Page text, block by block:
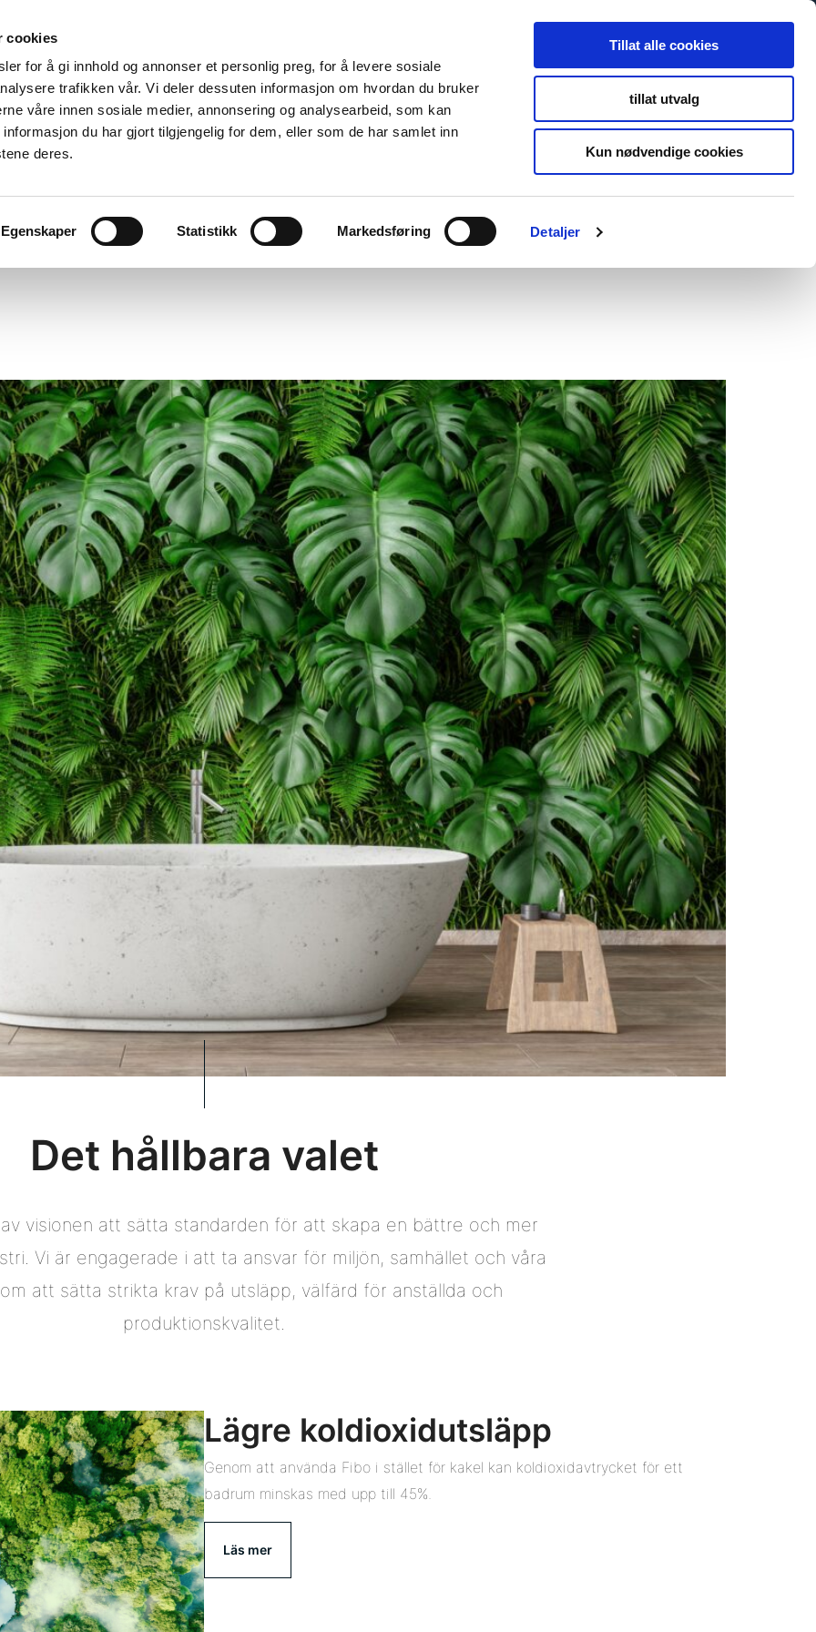
cookies
for å gi innhold og annonser et personlig preg, for å levere sosiale
trafikken vår. Vi deler dessuten informasjon om hvordan du bruker
våre innen sosiale medier, annonsering og analysearbeid, som kan
du har gjort tilgjengelig for dem, eller som de har samlet inn
deres.
Egenskaper Statistikk Markedsføring Detaljer
Tillat alle cookies
tillat utvalg
Kun nødvendige cookies
Det hållbara valet
visionen att sätta standarden för att skapa en bättre och mer
Vi är engagerade i att ta ansvar för miljön, samhället och våra
att sätta strikta krav på utsläpp, välfärd för anställda och
produktionskvalitet.
Lägre koldioxidutsläpp
Genom att använda Fibo i stället för kakel kan koldioxidavtrycket för ett
badrum minskas med upp till 45%.
Läs mer